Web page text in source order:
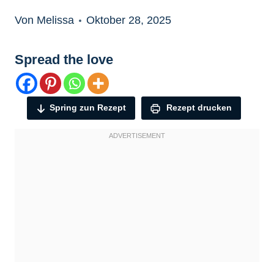
Von Melissa Oktober 28, 2025
Spread the love
Spring zun Rezept Rezept drucken